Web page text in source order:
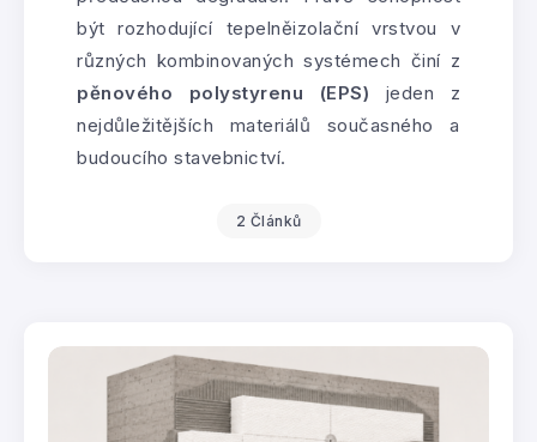
být rozhodující tepelněizolační vrstvou v
různých kombinovaných systémech činí z
pěnového polystyrenu (EPS) jeden z
nejdůležitějších materiálů současného a
budoucího stavebnictví.
2 Článků